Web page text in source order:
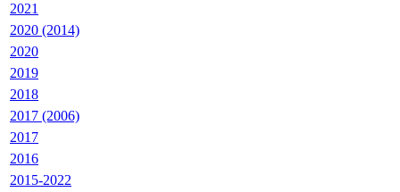
2021
2020 (2014)
2020
2019
2018
2017 (2006)
2017
2016
2015-2022